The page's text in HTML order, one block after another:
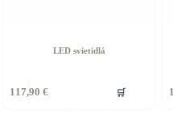
LED svietidlá
117,90€ 🛒